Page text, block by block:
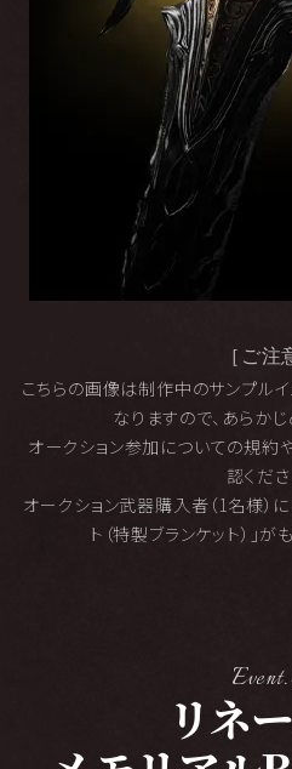
［ご注
こちらの画像は制作中のサンプル
なりますので、あらか
オークション参加についての規約
認くださ
オークション武器購入者（1名様）
ト（特製ブランケット）」
リネ